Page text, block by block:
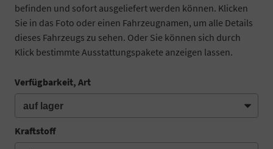
befinden und sofort ausgeliefert werden können. Klicken
Sie in das Foto oder einen Fahrzeugnamen, um alle Details
dieses Fahrzeugs zu sehen. Oder Sie können sich durch
Klick bestimmte Ausstattungspakete anzeigen lassen.
Verfügbarkeit, Art
Kraftstoff